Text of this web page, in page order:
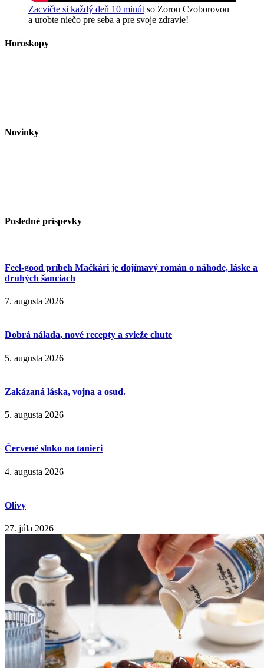
Zacvičte si každý deň 10 minútso Zorou Czoborovou
a urobte niečo pre seba a pre svoje zdravie!
Horoskopy
Novinky
Posledné príspevky
Feel-good príbeh Mačkári je dojímavý román o náhode, láske a
druhých šanciach
7. augusta 2026
Dobrá nálada, nové recepty a svieže chute
5. augusta 2026
Zakázaná láska, vojna a osud.
5. augusta 2026
Červené slnko na tanieri
4. augusta 2026
Olivy
27. júla 2026